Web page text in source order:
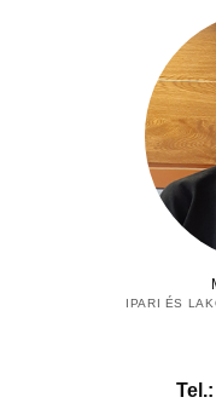
IPARI ÉS
Tel.: